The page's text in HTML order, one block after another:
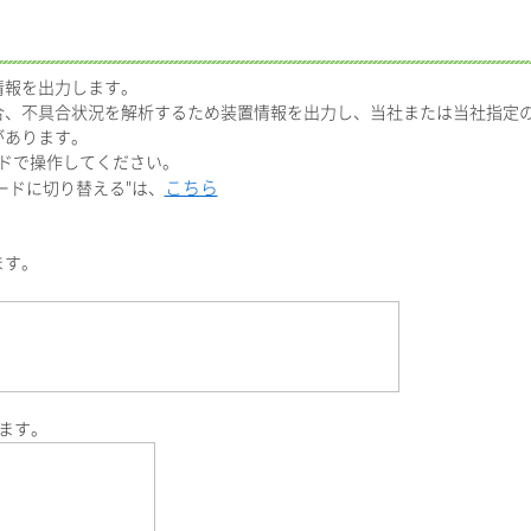
を出力します。
不具合状況を解析するため装置情報を出力し、当社または当社指定
ります。
で操作してください。
ドに切り替える"は、
こちら
。
す。